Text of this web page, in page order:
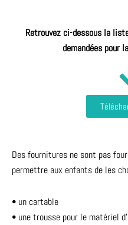
Retrouvez ci-dessous la
demandées pour
Des fournitures ne sont pas
permettre aux enfants de les
• un cartable
• une trousse pour le matériel